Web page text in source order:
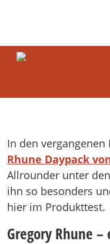
In den
Rhune Daypack
Allrounder unter
ihn so besonders
hier im Produkttest.
Gregory Rhune